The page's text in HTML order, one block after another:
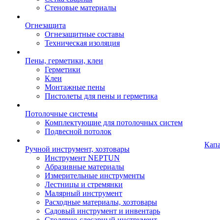
Стеновые материалы
Огнезащита
Огнезащитные составы
Техническая изоляция
Пены, герметики, клеи
Герметики
Клеи
Монтажные пены
Пистолеты для пены и герметика
Потолочные системы
Комплектующие для потолочных систем
Подвесной потолок
Ручной инструмент, хозтовары
Инструмент NEPTUN
Абразивные материалы
Измерительные инструменты
Лестницы и стремянки
Малярный инструмент
Расходные материалы, хозтовары
Садовый инструмент и инвентарь